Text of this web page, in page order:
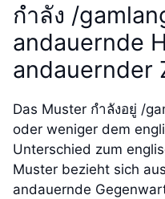
กำลัง /
andauernde
andauernder
Das Muster กำลังอยู่ /
oder weniger dem
Unterschied zum
Muster bezieht sich
andauernde